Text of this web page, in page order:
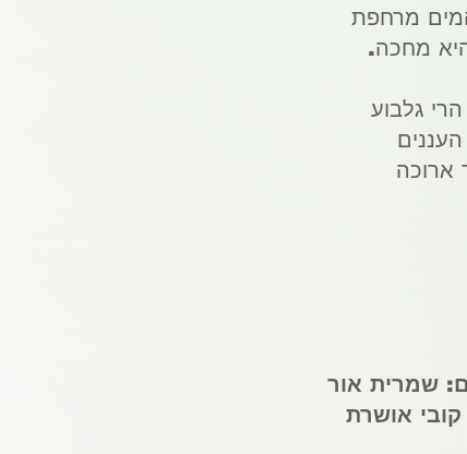
מרחפת
מחכה.
גלבוע
ארוכה
שמרית אור
קובי אושרת